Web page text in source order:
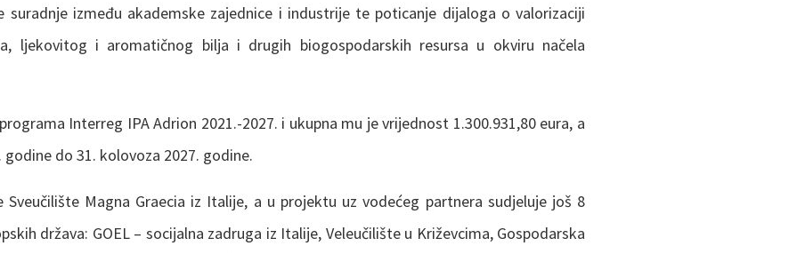
suradnje između akademske zajednice i industrije te poticanje dijaloga o valorizaciji
ljekovitog i aromatičnog bilja i drugih biogospodarskih resursa u okviru načela
Interreg IPA Adrion 2021.-2027. i ukupna mu je vrijednost 1.300.931,80 eura, a
do 31. kolovoza 2027. godine.
Magna Graecia iz Italije, a u projektu uz vodećeg partnera sudjeluje još 8
država: GOEL – socijalna zadruga iz Italije, Veleučilište u Križevcima, Gospodarska